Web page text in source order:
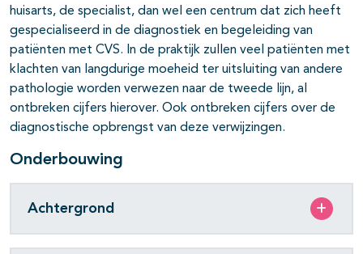
huisarts, de specialist, dan wel een centrum dat zich heeft
gespecialiseerd in de diagnostiek en begeleiding van
patiënten met CVS. In de praktijk zullen veel patiënten met
klachten van langdurige moeheid ter uitsluiting van andere
pathologie worden verwezen naar de tweede lijn, al
ontbreken cijfers hierover. Ook ontbreken cijfers over de
diagnostische opbrengst van deze verwijzingen.
Onderbouwing
Achtergrond